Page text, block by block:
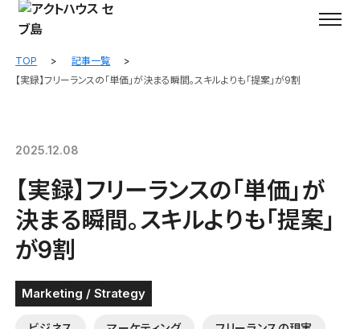
TOP
記事一覧
【実録】フリーランスの「単価」が決まる瞬間。スキルよりも「提案」が9割
2025.12.08
【実録】フリーランスの「単価」が
決まる瞬間。スキルよりも「提案」
が9割
Marketing / Strategy